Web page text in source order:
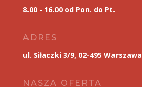
8.00 - 16.00 od Pon. do Pt.
ADRES
ul. Siłaczki 3/9, 02-495 Warszawa
NASZA OFERTA